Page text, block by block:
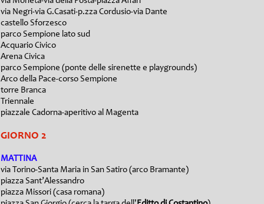
via Negri-via G.Casati-p.zza Cordusio-via Dante
castello Sforzesco
parco Sempione lato sud
Acquario Civico
Arena Civica
parco Sempione (ponte delle sirenette e playgrounds)
Arco della Pace-corso Sempione
torre Branca
Triennale
piazzale Cadorna-aperitivo al Magenta
GIORNO 2
MATTINA
via Torino-Santa Maria in San Satiro (arco Bramante)
piazza Sant’Alessandro
piazza Missori (casa romana)